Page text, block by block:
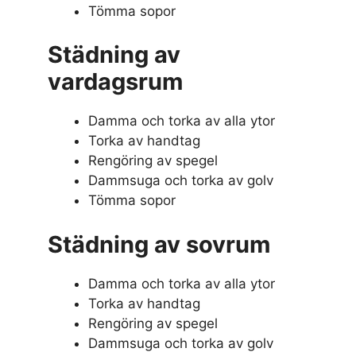
Tömma sopor
Städning av
vardagsrum
Damma och torka av alla ytor
Torka av handtag
Rengöring av spegel
Dammsuga och torka av golv
Tömma sopor
Städning av sovrum
Damma och torka av alla ytor
Torka av handtag
Rengöring av spegel
Dammsuga och torka av golv